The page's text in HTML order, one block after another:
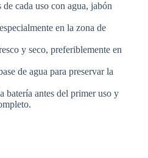
cada uso con agua, jabón
en la zona de
y seco, preferiblemente en
de agua para preservar la
batería antes del primer uso y